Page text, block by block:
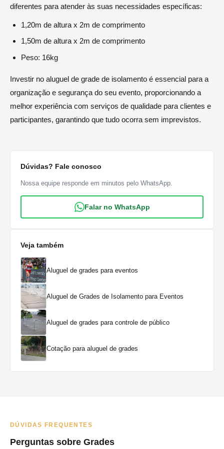
diferentes para atender às suas necessidades específicas:
1,20m de altura x 2m de comprimento
1,50m de altura x 2m de comprimento
Peso: 16kg
Investir no aluguel de grade de isolamento é essencial para a
organização e segurança do seu evento, proporcionando a
melhor experiência com serviços de qualidade para clientes e
participantes, garantindo que tudo ocorra sem imprevistos.
Dúvidas? Fale conosco
Nossa equipe responde em minutos pelo WhatsApp.
Falar no WhatsApp
Veja também
Aluguel de grades para eventos
Aluguel de Grades de Isolamento para Eventos
Aluguel de grades para controle de público
Cotação para aluguel de grades
DÚVIDAS FREQUENTES
Perguntas sobre Grades